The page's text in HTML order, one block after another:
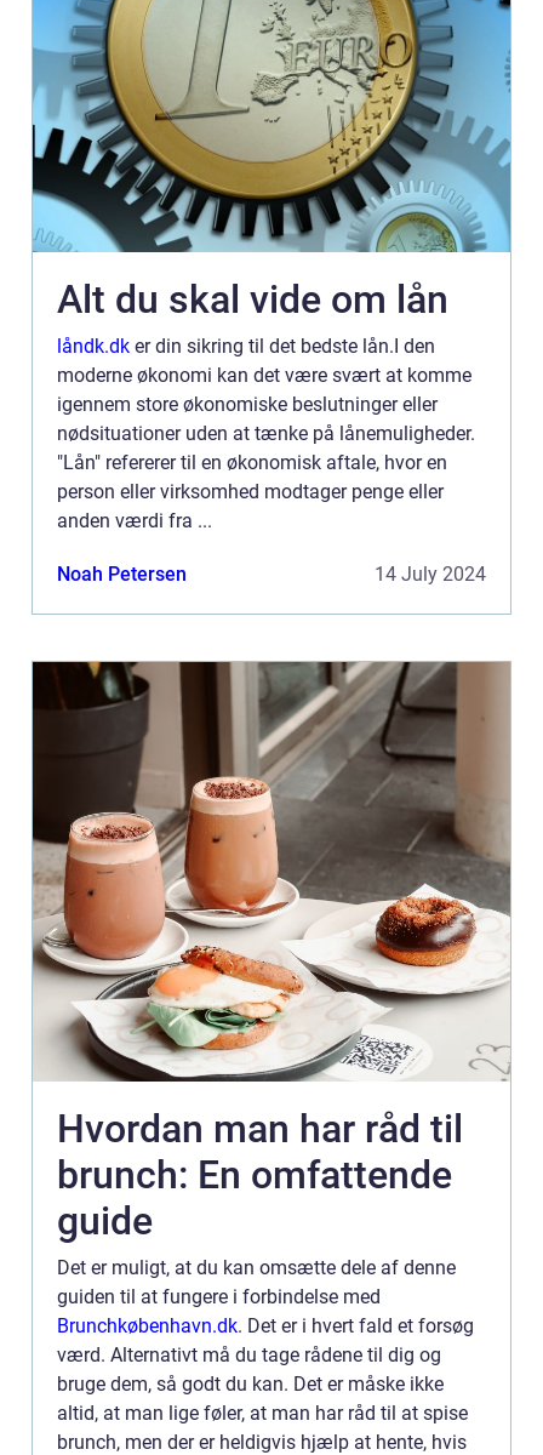
Alt du skal vide om lån
låndk.dk er din sikring til det bedste lån.I den
moderne økonomi kan det være svært at komme
igennem store økonomiske beslutninger eller
nødsituationer uden at tænke på lånemuligheder.
"Lån" refererer til en økonomisk aftale, hvor en
person eller virksomhed modtager penge eller
anden værdi fra ...
Noah Petersen 14 July 2024
Hvordan man har råd til
brunch: En omfattende
guide
Det er muligt, at du kan omsætte dele af denne
guiden til at fungere i forbindelse med
Brunchkøbenhavn.dk. Det er i hvert fald et forsøg
værd. Alternativt må du tage rådene til dig og
bruge dem, så godt du kan. Det er måske ikke
altid, at man lige føler, at man har råd til at spise
brunch, men der er heldigvis hjælp at hente, hvis